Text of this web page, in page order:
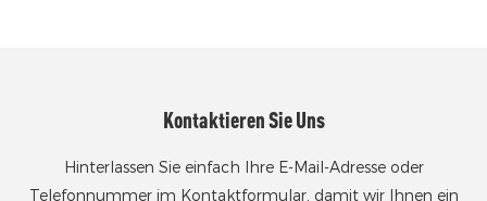
Kontaktieren Sie Uns
Hinterlassen Sie einfach Ihre E-Mail-Adresse oder
Telefonnummer im Kontaktformular, damit wir Ihnen ein